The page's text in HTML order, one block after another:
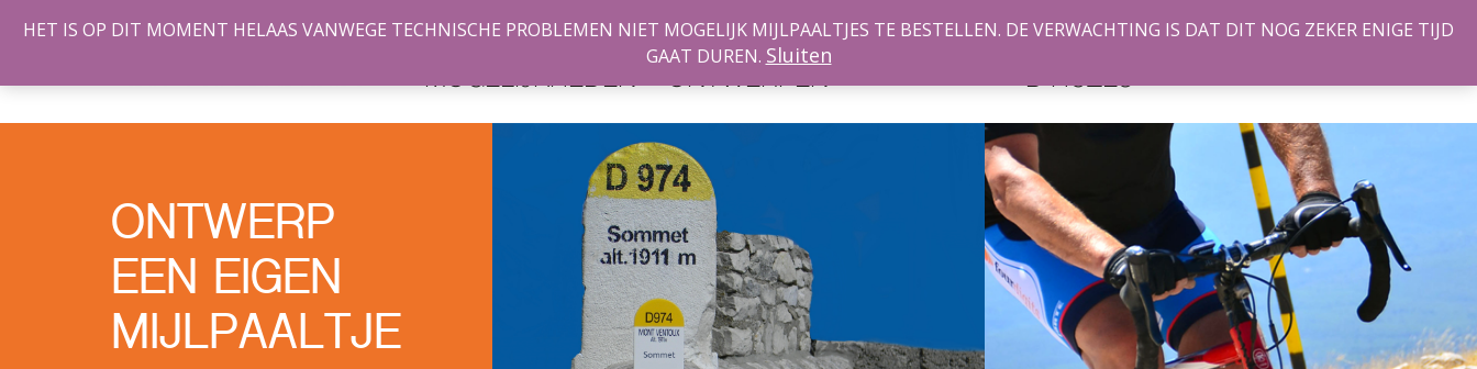
DE
MOGELIJKHEDEN
ZELF
ONTWERPEN
ALPE
D’HUZES
ONTWERP
EEN EIGEN
MIJLPAALTJE
HET IS OP DIT MOMENT HELAAS VANWEGE TECHNISCHE PROBLEMEN NIET MOGELIJK MIJLPAALTJES TE BESTELLEN. DE VERWACHTING IS DAT DIT NOG ZEKER ENIGE TIJD
GAAT DUREN. Sluiten